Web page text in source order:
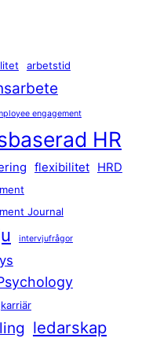
arbetstid
engagement
HR
flexibilitet HRD
Journal
intervjufrågor
karriär
ledarskap